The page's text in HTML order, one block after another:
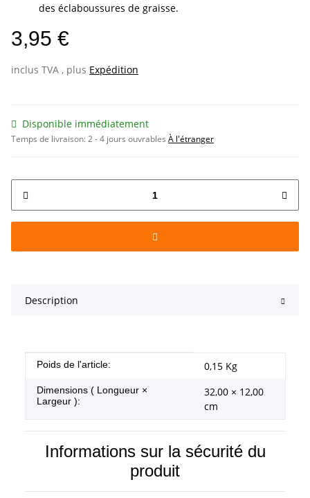
des éclaboussures de graisse.
3,95 €
inclus TVA , plus Expédition
Disponible immédiatement
Temps de livraison:2 - 4 jours ouvrables À l'étranger
Description
#productDetails.itemInformation#
#productDetails.itemValue#
Poids de l'article: 0,15 Kg
Dimensions ( Longueur ×
Largeur ):
32,00 × 12,00
cm
Informations sur la sécurité du
produit